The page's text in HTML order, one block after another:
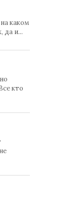
каком
да и...
кто